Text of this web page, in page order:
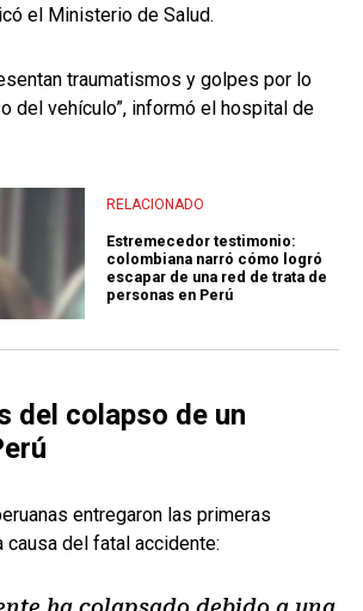
el Ministerio de Salud.
traumatismos y golpes por lo
del vehículo”, informó el hospital de
RELACIONADO
Estremecedor testimonio:
colombiana narró cómo logró
escapar de una red de trata de
personas en Perú
del colapso de un
entregaron las primeras
del fatal accidente: